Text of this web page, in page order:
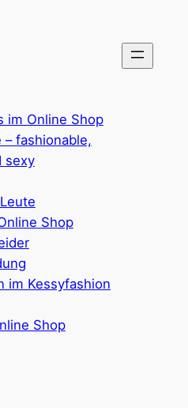
im Online Shop
– fashionable,
sexy
Shop
im Kessyfashion
Shop